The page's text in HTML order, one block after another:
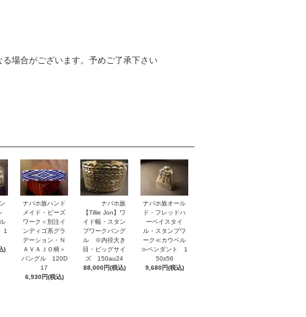
場合がございます。予めご了承下さい
1
)
ナバホ族ハンド
メイド・ビーズ
ワーク＜別注イ
ンディゴ系グラ
デーション・Ｎ
ＡＶＡＪＯ柄＞
バングル 120D
17
6,930円(税込)
ナバホ族
【Tillie Jon】ワ
イド幅・スタン
プワークバング
ル ※内径大き
目・ビッグサイ
ズ 150au24
88,000円(税込)
ナバホ族オール
ド・フレッドハ
ーベイスタイ
ル・スタンプワ
ーク≪カウベル
≫ペンダント 1
50s56
9,680円(税込)